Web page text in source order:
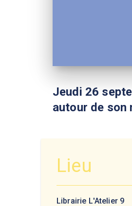
Jeudi 26
autour de son
Lieu
Librairie L'Atelier 9